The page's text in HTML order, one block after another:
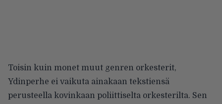
Toisin kuin monet muut genren orkesterit,
Ydinperhe ei vaikuta ainakaan tekstiensä
perusteella kovinkaan poliittiselta orkesterilta. Sen